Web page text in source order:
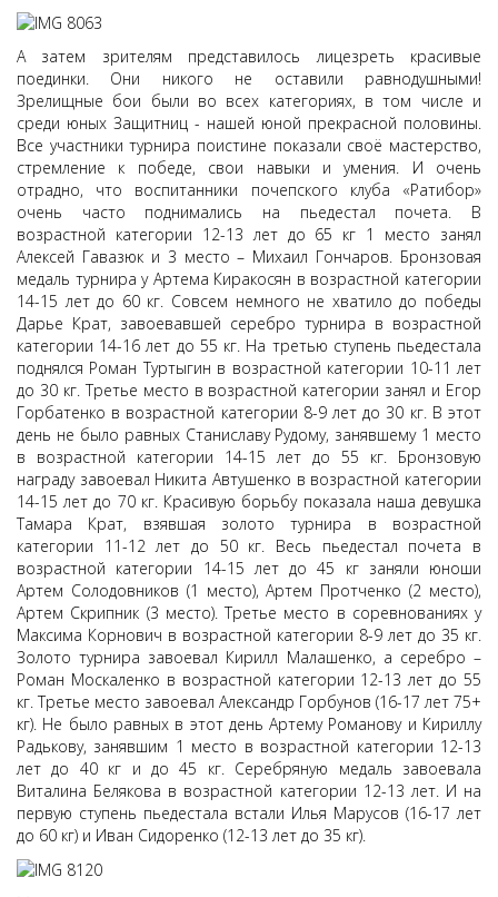
А затем зрителям представилось лицезреть красивые
поединки. Они никого не оставили равнодушными!
Зрелищные бои были во всех категориях, в том числе и
среди юных Защитниц - нашей юной прекрасной половины.
Все участники турнира поистине показали своё мастерство,
стремление к победе, свои навыки и умения. И очень
отрадно, что воспитанники почепского клуба «Ратибор»
очень часто поднимались на пьедестал почета. В
возрастной категории 12-13 лет до 65 кг 1 место занял
Алексей Гавазюк и 3 место – Михаил Гончаров. Бронзовая
медаль турнира у Артема Киракосян в возрастной категории
14-15 лет до 60 кг. Совсем немного не хватило до победы
Дарье Крат, завоевавшей серебро турнира в возрастной
категории 14-16 лет до 55 кг. На третью ступень пьедестала
поднялся Роман Туртыгин в возрастной категории 10-11 лет
до 30 кг. Третье место в возрастной категории занял и Егор
Горбатенко в возрастной категории 8-9 лет до 30 кг. В этот
день не было равных Станиславу Рудому, занявшему 1 место
в возрастной категории 14-15 лет до 55 кг. Бронзовую
награду завоевал Никита Автушенко в возрастной категории
14-15 лет до 70 кг. Красивую борьбу показала наша девушка
Тамара Крат, взявшая золото турнира в возрастной
категории 11-12 лет до 50 кг. Весь пьедестал почета в
возрастной категории 14-15 лет до 45 кг заняли юноши
Артем Солодовников (1 место), Артем Протченко (2 место),
Артем Скрипник (3 место). Третье место в соревнованиях у
Максима Корнович в возрастной категории 8-9 лет до 35 кг.
Золото турнира завоевал Кирилл Малашенко, а серебро –
Роман Москаленко в возрастной категории 12-13 лет до 55
кг. Третье место завоевал Александр Горбунов (16-17 лет 75+
кг). Не было равных в этот день Артему Романову и Кириллу
Радькову, занявшим 1 место в возрастной категории 12-13
лет до 40 кг и до 45 кг. Серебряную медаль завоевала
Виталина Белякова в возрастной категории 12-13 лет. И на
первую ступень пьедестала встали Илья Марусов (16-17 лет
до 60 кг) и Иван Сидоренко (12-13 лет до 35 кг).